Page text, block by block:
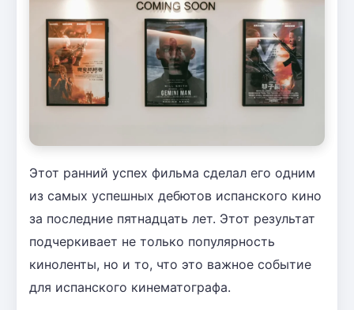
Этот ранний успех фильма сделал его одним
из самых успешных дебютов испанского кино
за последние пятнадцать лет. Этот результат
подчеркивает не только популярность
киноленты, но и то, что это важное событие
для испанского кинематографа.